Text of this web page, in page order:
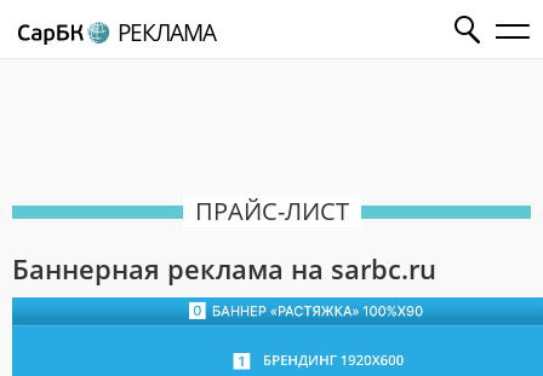
РЕКЛАМА
ПРАЙС-ЛИСТ
Баннерная реклама на sarbc.ru